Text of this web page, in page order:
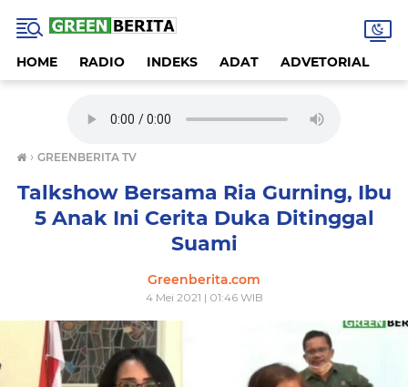
HOME RADIO INDEKS ADAT ADVETORIAL
› GREENBERITA TV
Talkshow Bersama Ria Gurning, Ibu
5 Anak Ini Cerita Duka Ditinggal
Suami
Greenberita.com
4 Mei 2021 | 01:46 WIB